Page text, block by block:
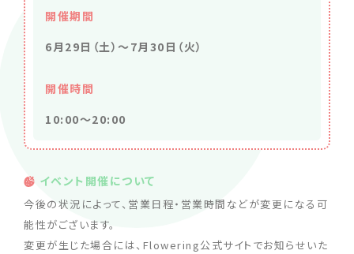
開催期間
6月29日（土）～7月30日（火）
開催時間
10:00～20:00
イベント開催について
今後の状況によって、営業日程・営業時間などが変更になる可
能性がございます。
変更が生じた場合には、Flowering公式サイトでお知らせいた